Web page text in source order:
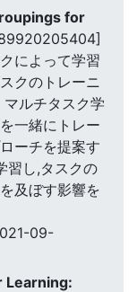
for
によって学習
クのトレーニ
ルチタスク学
一緒にトレー
ーチを提案す
習し,タスクの
及ぼす影響を
09-
Learning: